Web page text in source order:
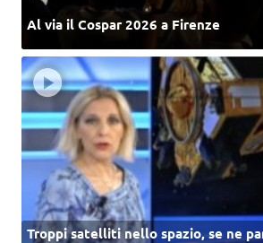
Al via il Cospar 2026 a Firenze
Troppi satelliti nello spazio, se ne